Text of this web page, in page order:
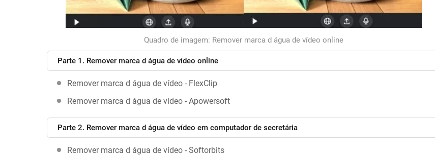
Quadro de imagem: Remover marca d água de vídeo online
Parte 1. Remover marca d água de vídeo online
Remover marca d água de vídeo - FlexClip
Remover marca d água de vídeo - Apowersoft
Parte 2. Remover marca d água de vídeo em computador de secretária
Remover marca d água de vídeo - Softorbits